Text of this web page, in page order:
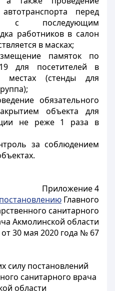
перед
с последующим
работников в салон
в масках;
памяток по
для посетителей в
местах (стенды для
обязательного
объекта для
не реже 1 раза в
за соблюдением
Приложение 4
постановлению Главного
санитарного
Акмолинской области
от 30 мая 2020 года № 67
силу постановлений
санитарного врача
области